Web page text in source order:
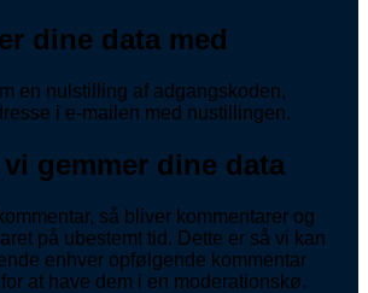
dine data med
en nulstilling af adgangskoden,
i e-mailen med nustillingen.
gemmer dine data
så bliver kommentarer og
på ubestemt tid. Dette er så vi kan
enhver opfølgende kommentar
at have dem i en moderationskø.